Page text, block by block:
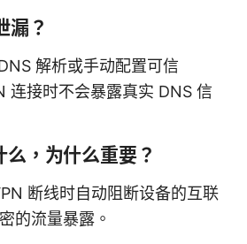
漏？
解析或手动配置可信
连接时不会暴露真实 DNS 信
，为什么重要？
断线时自动阻断设备的互联
的流量暴露。